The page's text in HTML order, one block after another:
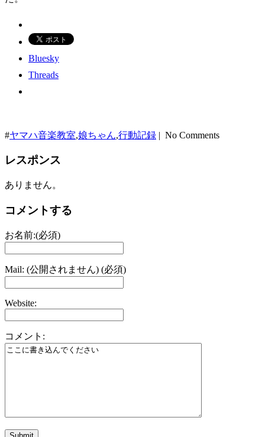
Bluesky
Threads
#ヤマハ音楽教室,娘ちゃん,行動記録 | No Comments
レスポンス
ありません。
コメントする
お名前:(必須)
Mail: (公開されません) (必須)
Website:
コメント: